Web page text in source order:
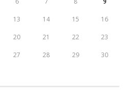
13 14 15 16
20 21 22 23
27 28 29 30